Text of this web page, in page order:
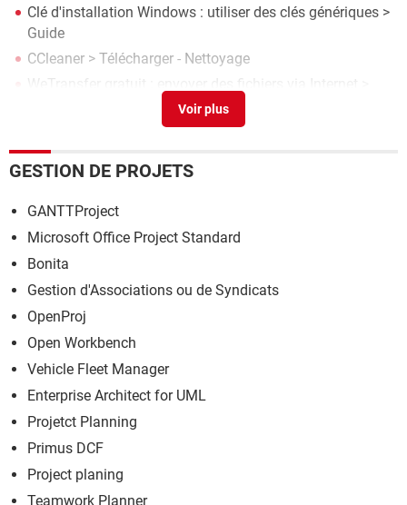
Clé d'installation Windows : utiliser des clés génériques >
Guide
CCleaner > Télécharger - Nettoyage
WeTransfer gratuit : envoyer des fichiers via Internet
Montage vidéo gratuit : les meilleurs logiciels pour
Windows
GESTION DE PROJETS
GANTTProject
Microsoft Office Project Standard
Bonita
Gestion d'Associations ou de Syndicats
OpenProj
Open Workbench
Vehicle Fleet Manager
Enterprise Architect for UML
Projetct Planning
Primus DCF
Project planing
Teamwork Planner